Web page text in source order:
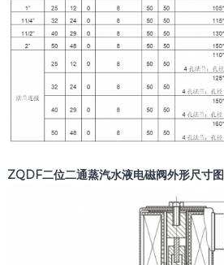
ZQDF二位二通蒸汽水液电磁阀外形尺寸图